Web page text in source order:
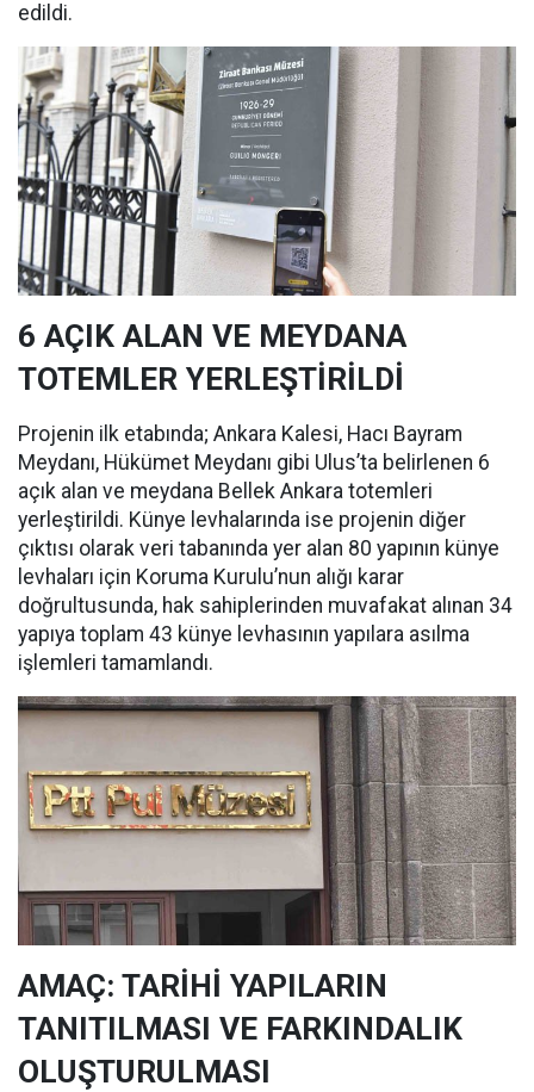
edildi.
6 AÇIK ALAN VE MEYDANA
TOTEMLER YERLEŞTİRİLDİ
Projenin ilk etabında; Ankara Kalesi, Hacı Bayram
Meydanı, Hükümet Meydanı gibi Ulus’ta belirlenen 6
açık alan ve meydana Bellek Ankara totemleri
yerleştirildi. Künye levhalarında ise projenin diğer
çıktısı olarak veri tabanında yer alan 80 yapının künye
levhaları için Koruma Kurulu’nun alığı karar
doğrultusunda, hak sahiplerinden muvafakat alınan 34
yapıya toplam 43 künye levhasının yapılara asılma
işlemleri tamamlandı.
AMAÇ: TARİHİ YAPILARIN
TANITILMASI VE FARKINDALIK
OLUŞTURULMASI